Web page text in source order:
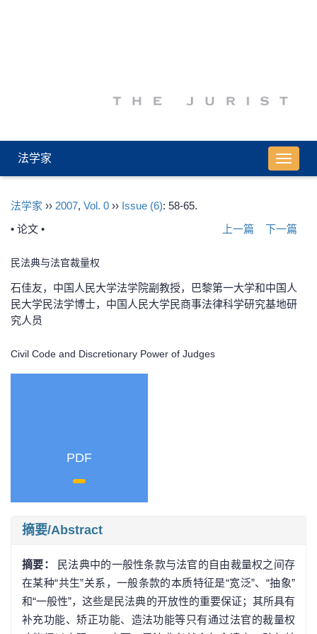
导
航
法学家
法学家 ›› 2007, Vol. 0 ›› Issue (6): 58-65.
• 论文 •
上一篇 下一篇
民法典与法官裁量权
石佳友，中国人民大学法学院副教授，巴黎第一大学和中国人
民大学民法学博士，中国人民大学民商事法律科学研究基地研
究人员
Civil Code and Discretionary Power of Judges
PDF
摘要/Abstract
摘要：
民法典中的一般性条款与法官的自由裁量权之间存
在某种“共生”关系，一般条款的本质特征是“宽泛”、“抽象”
和“一般性”，这些是民法典的开放性的重要保证；其所具有
补充功能、矫正功能、造法功能等只有通过法官的裁量权